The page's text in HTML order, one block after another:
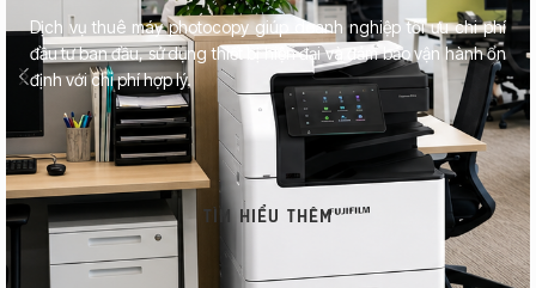
Dịch vụ thuê máy photocopy giúp doanh nghiệp tối ưu chi phí
đầu tư ban đầu, sử dụng thiết bị hiện đại và đảm bảo vận hành ổn
định với chi phí hợp lý.
TÌM HIỂU THÊM